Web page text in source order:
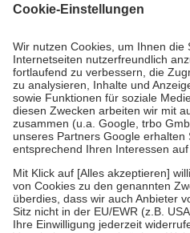
Grundsätzlich leisten Mitglieder
höchstens zehn Euro.
Es sind
Kosten der Leistung zu entrichten.
Diese Regeln gelten grundsätzlich
Bei Heilmitteln und häuslicher
Zuzahlung zehn Prozent der
Verordnung.
Um das Engagement der
stärken und die besondere
fallenkeine Zuzahlungenan bei:
• Kindern und Jugendlichen bis
mit Ausnahme der Fahrkosten
• Untersuchungen zur Vorsorge